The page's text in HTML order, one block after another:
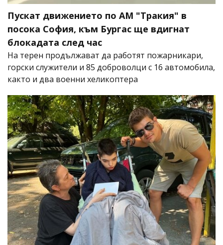
Пускат движението по АМ "Тракия" в
посока София, към Бургас ще вдигнат
блокадата след час
На терен продължават да работят пожарникари,
горски служители и 85 доброволци с 16 автомобила,
както и два военни хеликоптера